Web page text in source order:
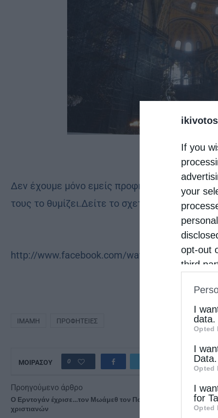
If you
your
opt-out
third
IAB’s
other
I
data.
Opted
I
Data.
Opted
I
for
Opted
Δεν έχουμε μόνο εμείς προφητείες για την
τους το θυμίζει.Δείτε το σχετικό βίντεο:
http://www.facebook.com/watch/
ΙΜΆΜΗ ΠΡΟΦΗΤΕΊΕΣ
ΜΟΙΡΑΣΟΥ 0
Προηγούμενο άρθρο
Ο Ερντογάν έχρισε…τον Μωάμεθ τον Πορθητή προστάτη των
χριστιανών